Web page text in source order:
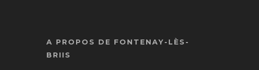
A PROPOS DE FONTENAY-LÈS-
BRIIS